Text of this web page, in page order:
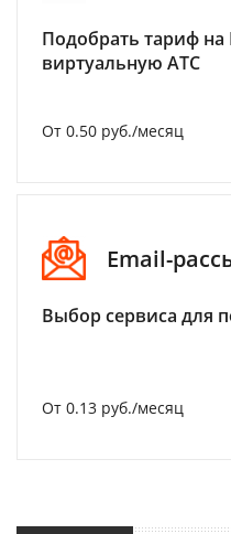
Подобрать тариф
виртуальную АТС
От 0.50 руб./месяц
Email-
Выбор сервиса для
От 0.13 руб./месяц